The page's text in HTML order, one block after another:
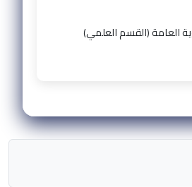
العامة (القسم العلمي)